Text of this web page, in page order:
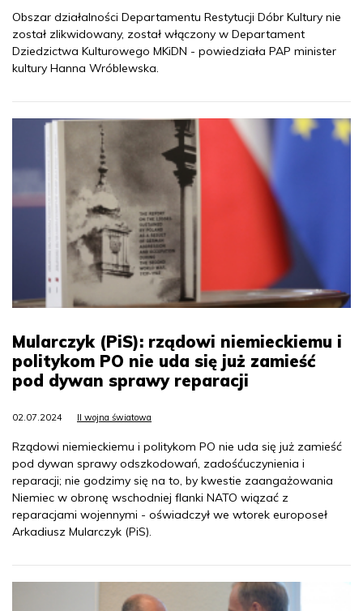
Obszar działalności Departamentu Restytucji Dóbr Kultury nie
został zlikwidowany, został włączony w Departament
Dziedzictwa Kulturowego MKiDN - powiedziała PAP minister
kultury Hanna Wróblewska.
Mularczyk (PiS): rządowi niemieckiemu i
politykom PO nie uda się już zamieść
pod dywan sprawy reparacji
02.07.2024 II wojna światowa
Rządowi niemieckiemu i politykom PO nie uda się już zamieść
pod dywan sprawy odszkodowań, zadośćuczynienia i
reparacji; nie godzimy się na to, by kwestie zaangażowania
Niemiec w obronę wschodniej flanki NATO wiązać z
reparacjami wojennymi - oświadczył we wtorek europoseł
Arkadiusz Mularczyk (PiS).